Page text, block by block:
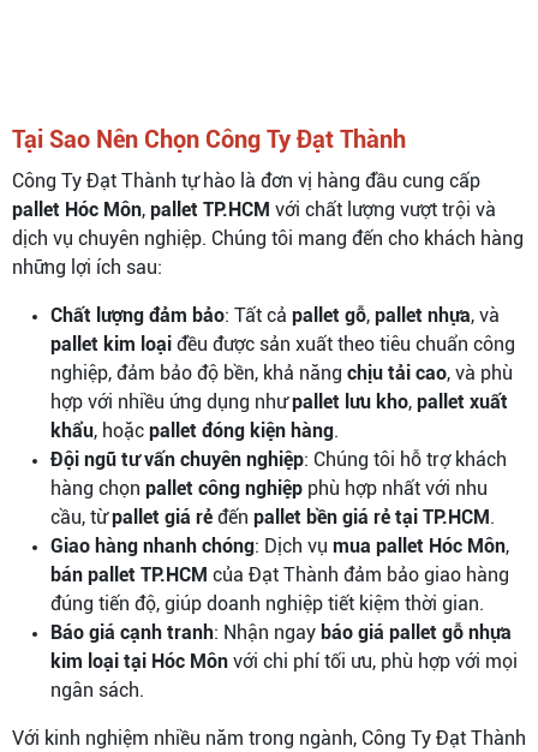
Tại Sao Nên Chọn Công Ty Đạt Thành
Công Ty Đạt Thành tự hào là đơn vị hàng đầu cung cấp
pallet Hóc Môn, pallet TP.HCM với chất lượng vượt trội và
dịch vụ chuyên nghiệp. Chúng tôi mang đến cho khách hàng
những lợi ích sau:
Chất lượng đảm bảo: Tất cả pallet gỗ, pallet nhựa, và
pallet kim loại đều được sản xuất theo tiêu chuẩn công
nghiệp, đảm bảo độ bền, khả năng chịu tải cao, và phù
hợp với nhiều ứng dụng nhưpallet lưu kho, pallet xuất
khẩu, hoặc pallet đóng kiện hàng.
Đội ngũ tư vấn chuyên nghiệp: Chúng tôi hỗ trợ khách
hàng chọn pallet công nghiệp phù hợp nhất với nhu
cầu, từpallet giá rẻ đến pallet bền giá rẻ tại TP.HCM.
Giao hàng nhanh chóng: Dịch vụ mua pallet Hóc Môn,
bán pallet TP.HCM của Đạt Thành đảm bảo giao hàng
đúng tiến độ, giúp doanh nghiệp tiết kiệm thời gian.
Báo giá cạnh tranh: Nhận ngay báo giá pallet gỗ nhựa
kim loại tại Hóc Môn với chi phí tối ưu, phù hợp với mọi
ngân sách.
Với kinh nghiệm nhiều năm trong ngành, Công Ty Đạt Thành